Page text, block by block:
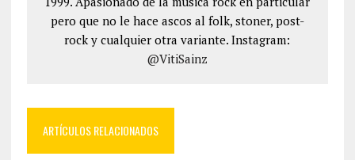
pero que no le hace ascos al folk, stoner, post-
rock y cualquier otra variante. Instagram:
@VitiSainz
ARTÍCULOS RELACIONADOS